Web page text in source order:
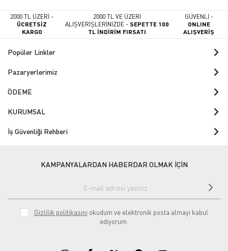
2000 TL ÜZERİ -
ÜCRETSİZ
KARGO
2000 TL VE ÜZERİ
ALIŞVERİŞLERİNİZDE -SEPETTE 100
TL İNDİRİM FIRSATI
GÜVENLİ -
ONLINE
ALIŞVERİŞ
Popüler Linkler
Pazaryerlerimiz
ÖDEME
KURUMSAL
İş Güvenliği Rehberi
KAMPANYALARDAN HABERDAR OLMAK İÇİN
Gizlilik politikasını okudum ve elektronik posta almayı kabul
ediyorum.